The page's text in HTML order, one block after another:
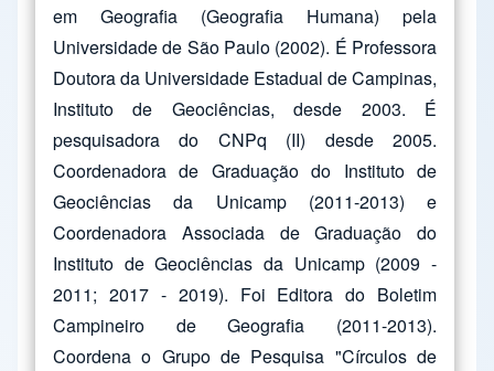
em Geografia (Geografia Humana) pela
Universidade de São Paulo (2002). É Professora
Doutora da Universidade Estadual de Campinas,
Instituto de Geociências, desde 2003. É
pesquisadora do CNPq (II) desde 2005.
Coordenadora de Graduação do Instituto de
Geociências da Unicamp (2011-2013) e
Coordenadora Associada de Graduação do
Instituto de Geociências da Unicamp (2009 -
2011; 2017 - 2019). Foi Editora do Boletim
Campineiro de Geografia (2011-2013).
Coordena o Grupo de Pesquisa "Círculos de